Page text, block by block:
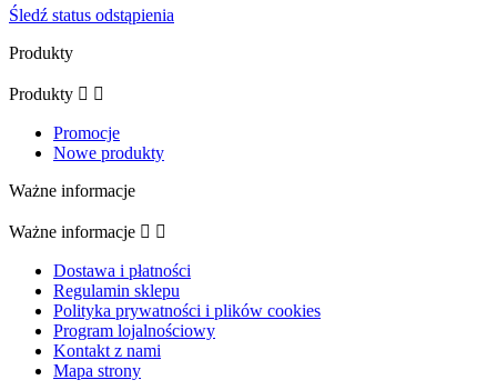
Śledź status odstąpienia
Produkty
Produkty  
Promocje
Nowe produkty
Ważne informacje
Ważne informacje  
Dostawa i płatności
Regulamin sklepu
Polityka prywatności i plików cookies
Program lojalnościowy
Kontakt z nami
Mapa strony